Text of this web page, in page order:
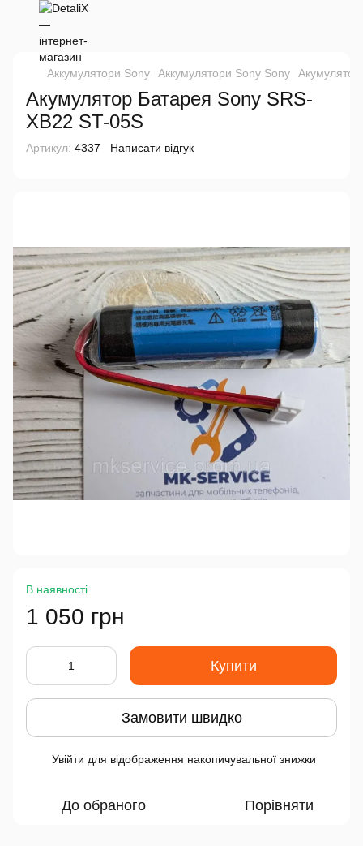
Аккумулятори Sony Аккумулятори Sony Sony
Акумулятор Батарея Sony SRS-
XB22 ST-05S
Артикул: 4337 Написати відгук
В наявності
1 050 грн
Купити
Замовити швидко
Увійти для відображення накопичувальної знижки
До обраного Порівняти